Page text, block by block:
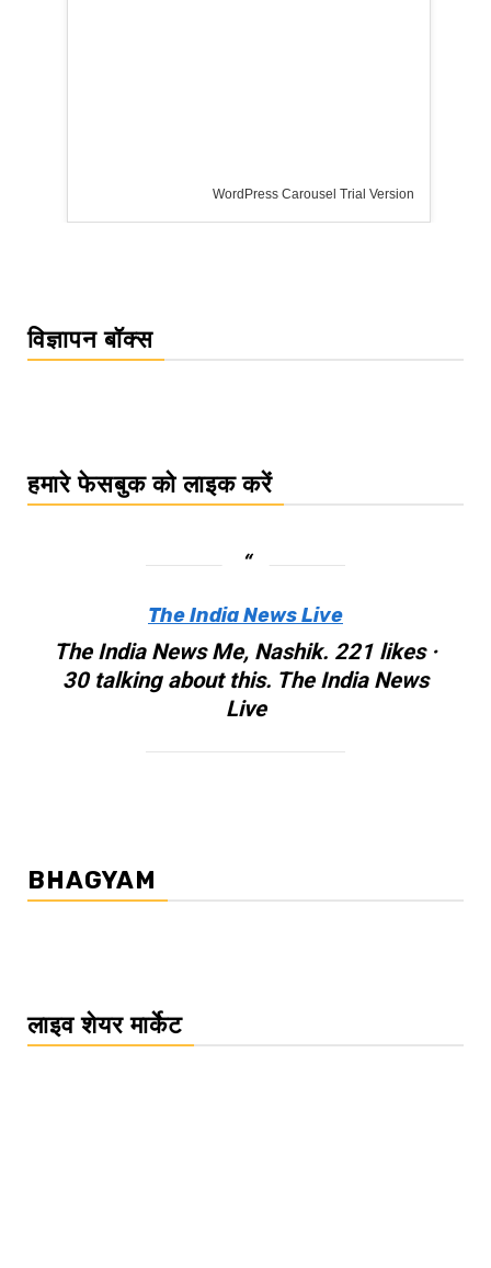
WordPress Carousel Trial Version
विज्ञापन बॉक्स
हमारे फेसबुक को लाइक करें
The India News Live
The India News Me, Nashik. 221 likes ·
30 talking about this. The India News
Live
BHAGYAM
लाइव शेयर मार्केट